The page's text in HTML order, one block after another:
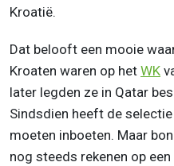
Kroatië.
Dat belooft een mooie
Kroaten waren op het WK
later legden ze in Qatar
Sindsdien heeft de
moeten inboeten. Maar
nog steeds rekenen op